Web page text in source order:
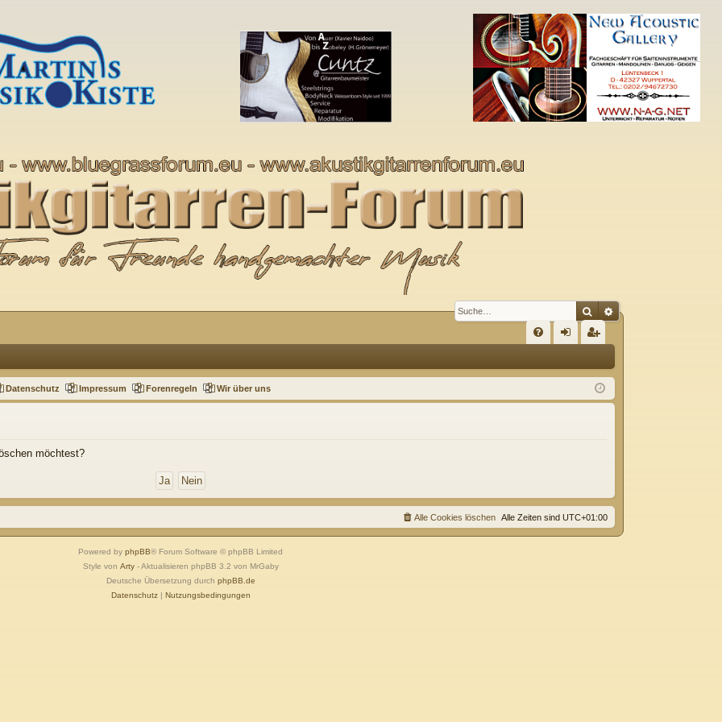
SucheErweiterte Suche
S
Q m
el
ist
rie
Datenschutz Impressum Forenregeln Wir über uns
möchtest?
Alle Zeiten sind UTC+01:00
Alle Cookies löschen
Powered by phpBB® Forum Software © phpBB Limited
Style von Arty- Aktualisieren phpBB 3.2 von MrGaby
Deutsche Übersetzung durch phpBB.de
Datenschutz| Nutzungsbedingungen